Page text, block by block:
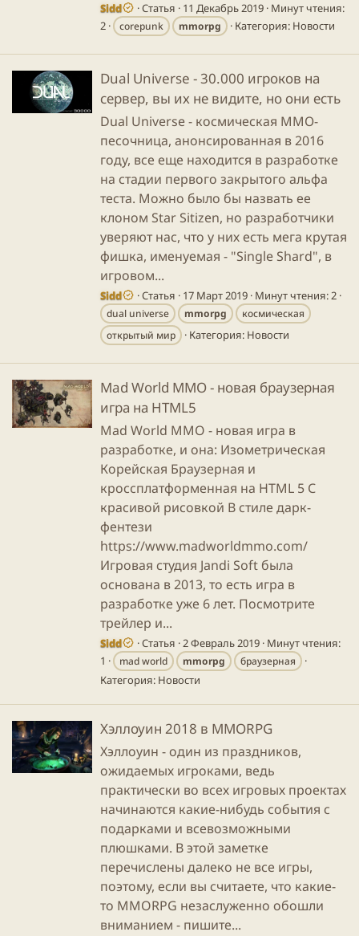
Sidd Статья 11 Декабрь 2019 Минут чтения:
2
corepunk mmorpg Категория: Новости
Dual Universe - 30.000 игроков на
сервер, вы их не видите, но они есть
Dual Universe - космическая ММО-
песочница, анонсированная в 2016
году, все еще находится в разработке
на стадии первого закрытого альфа
теста. Можно было бы назвать ее
клоном Star Sitizen, но разработчики
уверяют нас, что у них есть мега крутая
фишка, именуемая - "Single Shard", в
игровом...
Sidd Статья 17 Март 2019 Минут чтения: 2
dual universe mmorpg
космическая
открытый мир
Категория: Новости
Mad World MMO - новая браузерная
игра на HTML5
Mad World MMO - новая игра в
разработке, и она: Изометрическая
Корейская Браузерная и
кросcплатформенная на HTML 5 С
красивой рисовкой В стиле дарк-
фентези
https://www.madworldmmo.com/
Игровая студия Jandi Soft была
основана в 2013, то есть игра в
разработке уже 6 лет. Посмотрите
трейлер и...
Sidd Статья 2 Февраль 2019 Минут чтения:
1
mad world mmorpg браузерная
Категория: Новости
Хэллоуин 2018 в MMORPG
Хэллоуин - один из праздников,
ожидаемых игроками, ведь
практически во всех игровых проектах
начинаются какие-нибудь события с
подарками и всевозможными
плюшками. В этой заметке
перечислены далеко не все игры,
поэтому, если вы считаете, что какие-
то MMORPG незаслуженно обошли
вниманием - пишите...